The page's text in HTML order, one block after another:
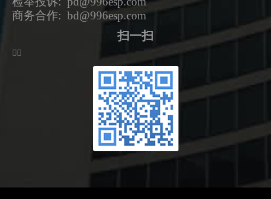
商务合作: bd@996esp.com
扫一扫
ᅟᅠ